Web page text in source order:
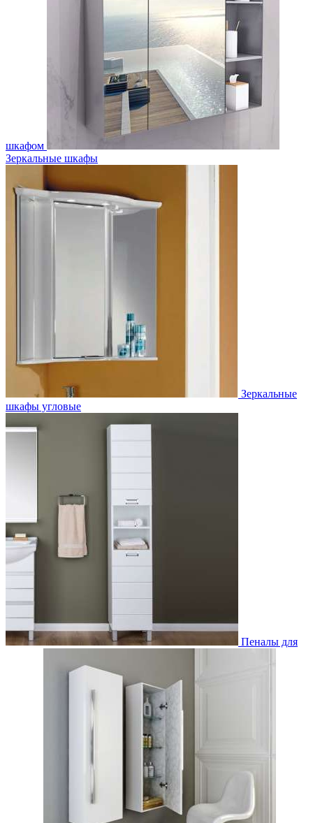
шкафом
Зеркальные шкафы
Зеркальные
шкафы угловые
Пеналы для